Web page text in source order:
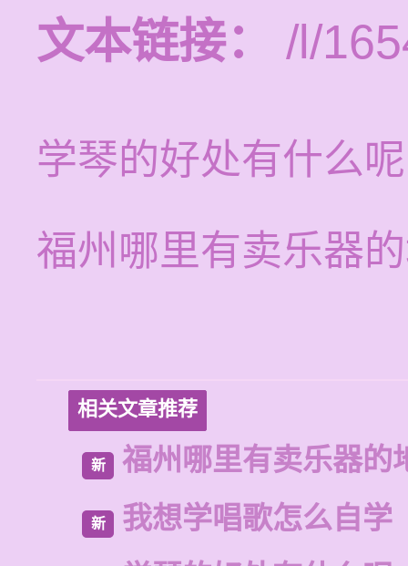
文本链接：
/l/
学琴的好处有什么呢
福州哪里有卖乐器
相关文章推荐
新 福州哪里有卖乐器的
新
我想学唱歌怎么自学